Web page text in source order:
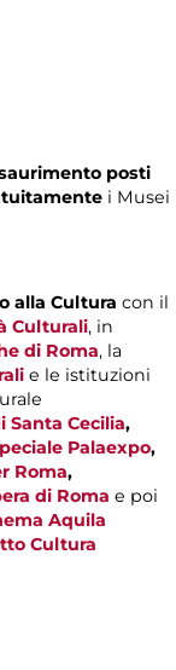
posti
i Musei
alla Cultura con il
Culturali, in
di Roma, la
e le istituzioni
Santa Cecilia,
Palaexpo,
Roma,
di Roma e poi
Aquila
Cultura